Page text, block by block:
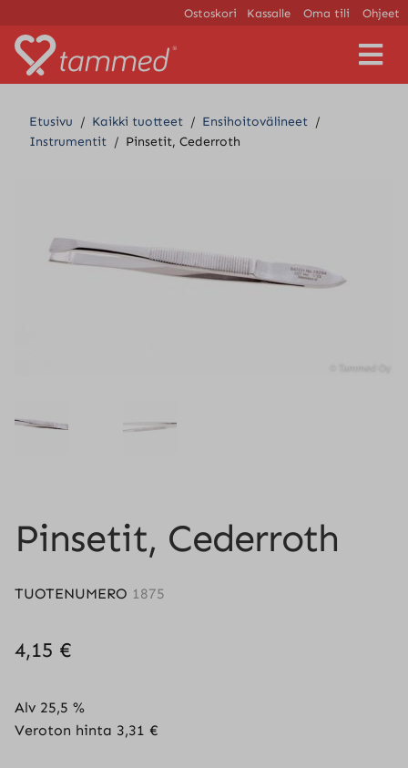
Ostoskori Kassalle Oma tili Ohjeet
V
a
l
Etusivu / Kaikki tuotteet / Ensihoitovälineet /
Instrumentit / Pinsetit, Cederroth
Pinsetit, Cederroth
TUOTENUMERO 1875
4,15 €
Alv 25,5 %
Veroton hinta 3,31 €